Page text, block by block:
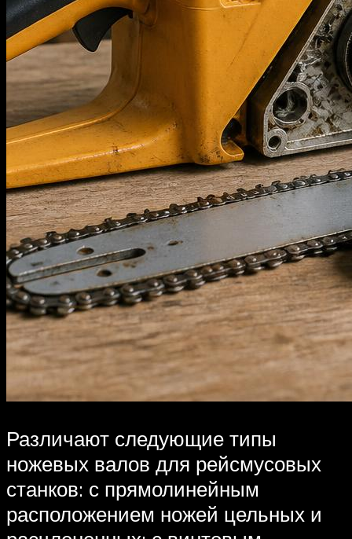
Различают следующие типы
ножевых валов для рейсмусовых
станков: с прямолинейным
расположением ножей цельных и